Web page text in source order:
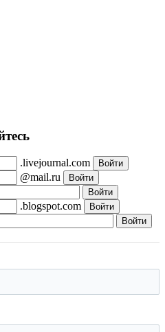
.livejournal.com
@mail.ru
.blogspot.com